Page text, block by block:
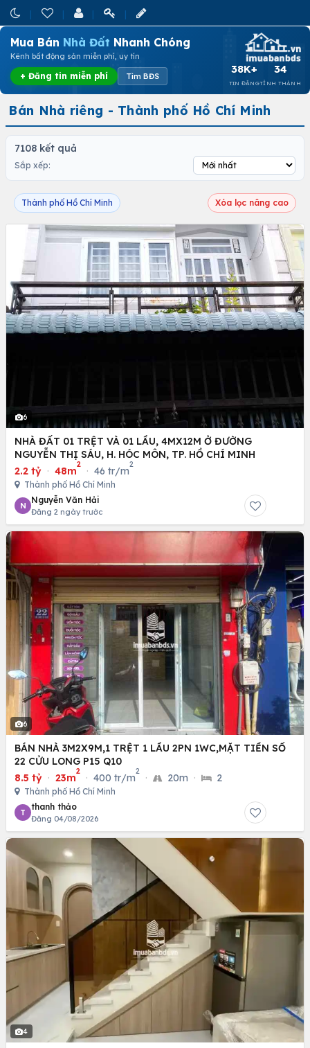
Mua Bán Nhà Đất Nhanh Chóng
Kênh bất động sản miễn phí, uy tín
+ Đăng tin miễn phí Tìm BĐS
38K+
TIN ĐĂNG
34
TỈNH THÀNH
Bán Nhà riêng - Thành phố Hồ Chí Minh
7108 kết quả
Sắp xếp:
Thành phố Hồ Chí Minh Xóa lọc nâng cao
6
NHÀ ĐẤT 01 TRỆT VÀ 01 LẦU, 4MX12M Ở ĐƯỜNG
NGUYỄN THỊ SÁU, H. HÓC MÔN, TP. HỒ CHÍ MINH
2.2 tỷ · 48m
2
· 46 tr/m
2
Thành phố Hồ Chí Minh
N
Nguyễn Văn Hải
Đăng 2 ngày trước
6
BÁN NHÀ 3M2X9M,1 TRỆT 1 LẦU 2PN 1WC,MẶT TIỀN SỐ
22 CỬU LONG P15 Q10
8.5 tỷ · 23m
2
· 400 tr/m
2
· 20m · 2
Thành phố Hồ Chí Minh
T
thanh thảo
Đăng 04/08/2026
4